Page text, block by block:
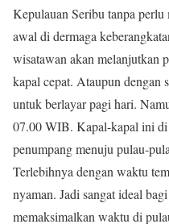
Kepulauan Seribu tanpa
awal di dermaga
wisatawan akan melanjutkan
kapal cepat. Ataupun dengan
untuk berlayar pagi hari.
07.00 WIB. Kapal-kapal ini
penumpang menuju pulau-
Terlebihnya dengan waktu
nyaman. Jadi sangat ideal
memaksimalkan waktu di